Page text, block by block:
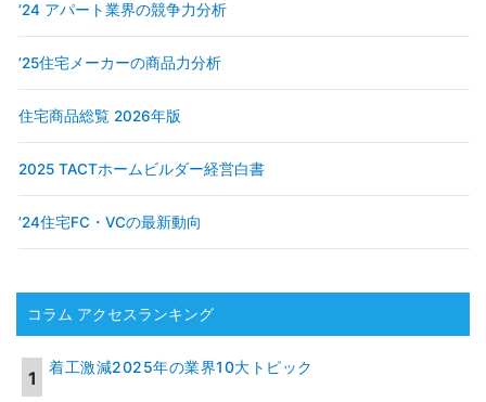
’24 アパート業界の競争力分析
’25住宅メーカーの商品力分析
住宅商品総覧 2026年版
2025 TACTホームビルダー経営白書
’24住宅FC・VCの最新動向
コラム アクセスランキング
着工激減2025年の業界10大トピック